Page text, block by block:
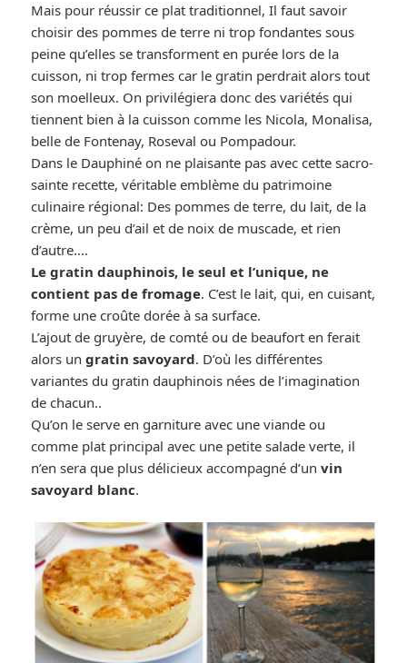
Mais pour réussir ce plat traditionnel, Il faut savoir
choisir des pommes de terre ni trop fondantes sous
peine qu’elles se transforment en purée lors de la
cuisson, ni trop fermes car le gratin perdrait alors tout
son moelleux. On privilégiera donc des variétés qui
tiennent bien à la cuisson comme les Nicola, Monalisa,
belle de Fontenay, Roseval ou Pompadour.
Dans le Dauphiné on ne plaisante pas avec cette sacro-
sainte recette, véritable emblème du patrimoine
culinaire régional: Des pommes de terre, du lait, de la
crème, un peu d’ail et de noix de muscade, et rien
d’autre….
Le gratin dauphinois, le seul et l’unique, ne
contient pas de fromage. C’est le lait, qui, en cuisant,
forme une croûte dorée à sa surface.
L’ajout de gruyère, de comté ou de beaufort en ferait
alors ungratin savoyard. D’où les différentes
variantes du gratin dauphinois nées de l’imagination
de chacun..
Qu’on le serve en garniture avec une viande ou
comme plat principal avec une petite salade verte, il
n’en sera que plus délicieux accompagné d’unvin
savoyard blanc.